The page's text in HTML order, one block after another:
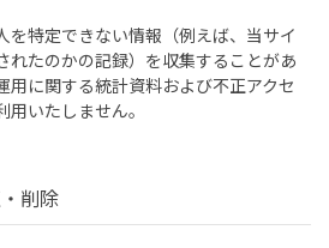
を特定できない情報（例えば、当サイ
れたのかの記録）を収集することがあ
用に関する統計資料および不正アクセ
いたしません。
削除